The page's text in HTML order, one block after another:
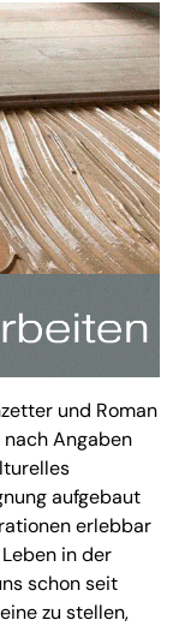
und Roman
Angaben
aufgebaut
erlebbar
in der
schon seit
zu stellen,